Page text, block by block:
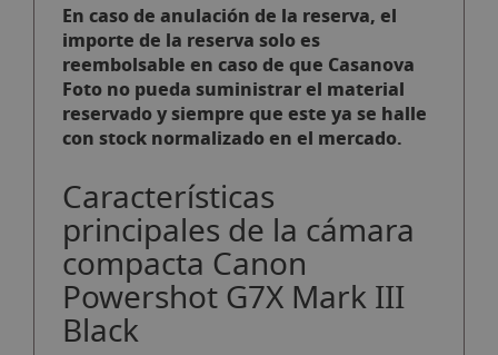
En caso de anulación de la reserva, el
importe de la reserva solo es
reembolsable en caso de que Casanova
Foto no pueda suministrar el material
reservado y siempre que este ya se halle
con stock normalizado en el mercado.
Características
principales de la cámara
compacta Canon
Powershot G7X Mark III
Black